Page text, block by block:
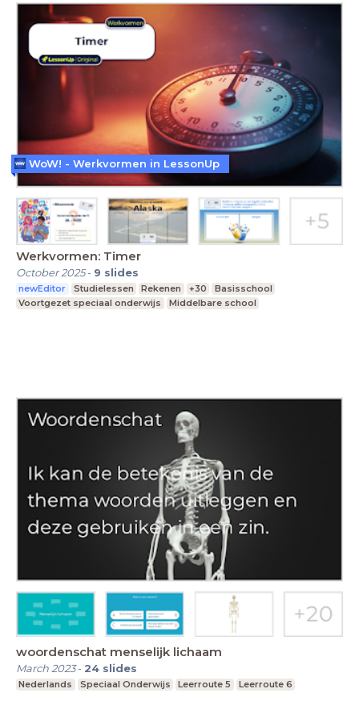
Werkvormen: Timer
October 2025- 9 slides
newEditor Studielessen Rekenen +30
Basisschool
Voortgezet speciaal onderwijs
Middelbare school
WoW! - Werkvormen in LessonUp
woordenschat menselijk lichaam
March 2023- 24 slides
Nederlands Speciaal Onderwijs Leerroute 5 Leerroute 6